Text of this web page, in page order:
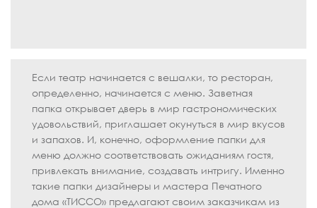
Если театр начинается с вешалки, то ресторан,
определенно, начинается с меню. Заветная
папка открывает дверь в мир гастрономических
удовольствий, приглашает окунуться в мир вкусов
и запахов. И, конечно, оформление папки для
меню должно соответствовать ожиданиям гостя,
привлекать внимание, создавать интригу. Именно
такие папки дизайнеры и мастера Печатного
дома «ТИССО» предлагают своим заказчикам из